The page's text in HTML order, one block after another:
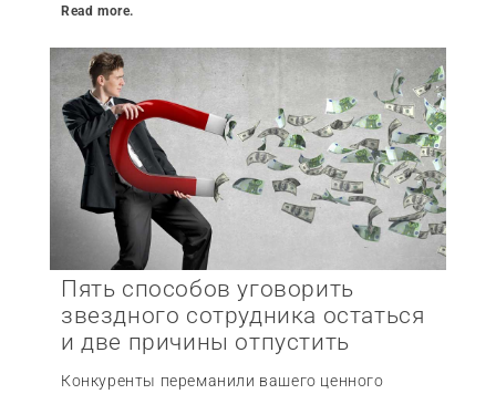
Read more.
Пять способов уговорить
звездного сотрудника остаться
и две причины отпустить
Конкуренты переманили вашего ценного